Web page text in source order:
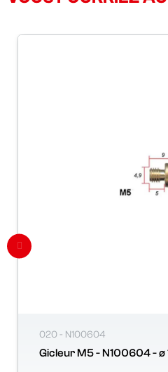
020 - N100604
Gicleur M5 - N100604 - ø